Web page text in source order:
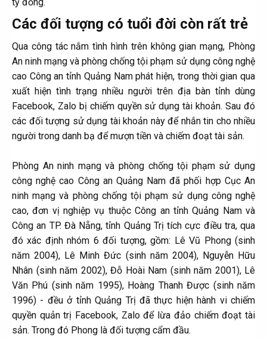
tỷ đồng.​
Các đối tượng có tuổi đời còn rất trẻ​
Qua công tác nắm tình hình trên không gian mạng, Phòng
An ninh mạng và phòng chống tội phạm sử dụng công nghệ
cao Công an tỉnh Quảng Nam phát hiện, trong thời gian qua
xuất hiện tình trạng nhiều người trên địa bàn tỉnh dùng
Facebook, Zalo bị chiếm quyền sử dụng tài khoản. Sau đó
các đối tượng sử dụng tài khoản này để nhắn tin cho nhiều
người trong danh bạ để mượn tiền và chiếm đoạt tài sản.
Phòng An ninh mạng và phòng chống tội phạm sử dụng
công nghệ cao Công an Quảng Nam đã phối hợp Cục An
ninh mạng và phòng chống tội phạm sử dụng công nghệ
cao, đơn vị nghiệp vụ thuộc Công an tỉnh Quảng Nam và
Công an TP. Đà Nẵng, tỉnh Quảng Trị tích cực điều tra, qua
đó xác định nhóm 6 đối tượng, gồm: Lê Vũ Phong (sinh
năm 2004), Lê Minh Đức (sinh năm 2004), Nguyễn Hữu
Nhân (sinh năm 2002), Đỗ Hoài Nam (sinh năm 2001), Lê
Văn Phú (sinh năm 1995), Hoàng Thanh Được (sinh năm
1996) - đều ở tỉnh Quảng Trị đã thực hiện hành vi chiếm
quyền quản trị Facebook, Zalo để lừa đảo chiếm đoạt tài
sản. Trong đó Phong là đối tượng cẩm đầu.